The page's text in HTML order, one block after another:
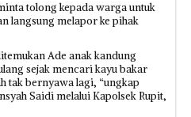
tolong kepada warga untuk
langsung melapor ke pihak
Ade anak kandung
sejak mencari kayu bakar
tak bernyawa lagi, “ungkap
Saidi melalui Kapolsek Rupit,